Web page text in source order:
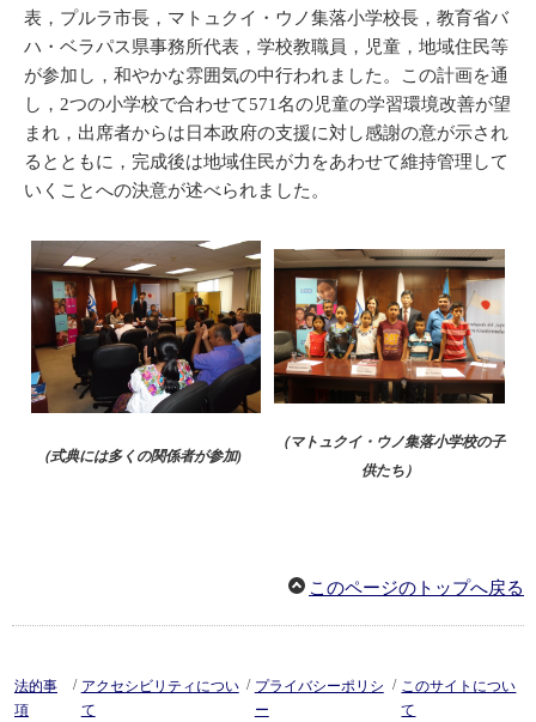
表，プルラ市長，マトュクイ・ウノ集落小学校長，教育省バ
ハ・ベラパス県事務所代表，学校教職員，児童，地域住民等
が参加し，和やかな雰囲気の中行われました。この計画を通
し，2つの小学校で合わせて571名の児童の学習環境改善が望
まれ，出席者からは日本政府の支援に対し感謝の意が示され
るとともに，完成後は地域住民が力をあわせて維持管理して
いくことへの決意が述べられました。
（式典には多くの関係者が参加)
（マトュクイ・ウノ集落小学校の子
供たち）
このページのトップへ戻る
法的事
項
/ アクセシビリティについ
て
/ プライバシーポリシ
ー
/ このサイトについ
て